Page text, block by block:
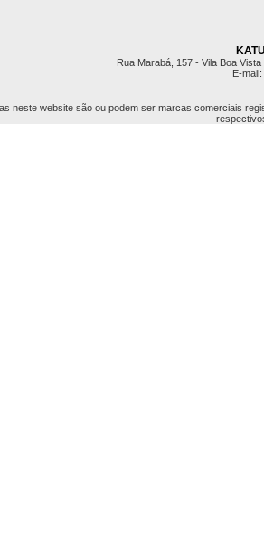
Rua Marabá, 157 - Vila Boa
E-mail:
neste website são ou podem ser marcas comerciais